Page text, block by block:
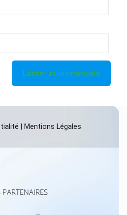
Mentions Légales
PARTENAIRES